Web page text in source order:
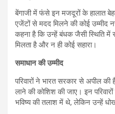
बेंगाजी में फंसे इन मजदूरों के हालात
एजेंटों से मदद मिलने की कोई उम्मीद
कहना है कि उन्हें बंधक जैसी स्थिति में
मिलता है और न ही कोई सहारा।
समाधान की उम्मीद
परिवारों ने भारत सरकार से अपील की
लाने की कोशिश की जाए। इन
भविष्य की तलाश में थे, लेकिन उन्हें